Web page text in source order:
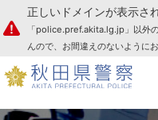
本文へ
正しいドメインが表示さ
「police.pref.akita.lg.jp」以外
んので、お間違えのないように